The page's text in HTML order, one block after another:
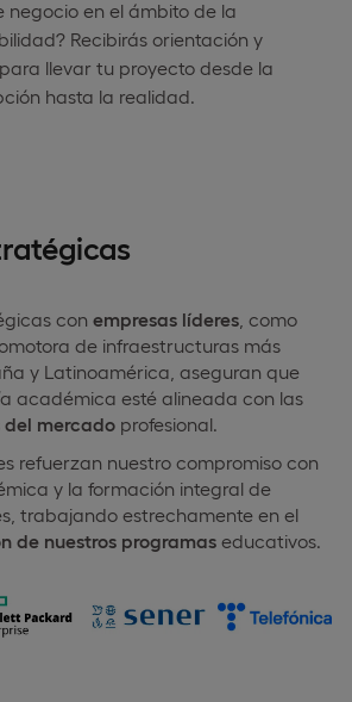
negocio en el ámbito de la
Recibirás orientación y
llevar tu proyecto desde la
hasta la realidad.
con empresas líderes , como
de infraestructuras más
y Latinoamérica, aseguran que
académica esté alineada con las
mercado profesional.
refuerzan nuestro compromiso con
y la formación integral de
trabajando estrechamente en el
de nuestros programas educativos.